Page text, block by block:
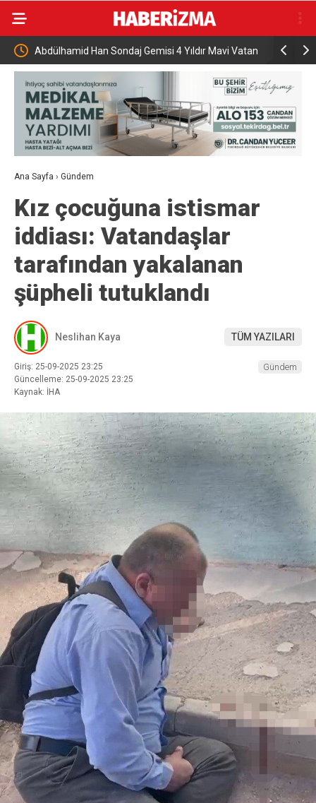
Mavi Vatan AK Parti İstanbul’dan “AK Belediyeciliği Yerinde
programı
Ana Sayfa › Gündem
Kız çocuğuna istismar
iddiası: Vatandaşlar
tarafından yakalanan
şüpheli tutuklandı
Neslihan Kaya TÜM YAZILARI
Giriş: 25-09-2025 23:25
Güncelleme: 25-09-2025 23:25
Kaynak: İHA
Gündem